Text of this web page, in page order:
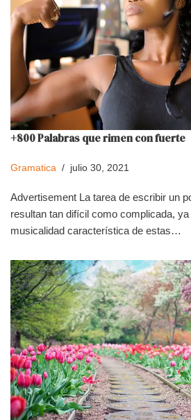
+800 Palabras que rimen con fuerte
Gramatica julio 30, 2021
Advertisement La tarea de escribir un
resultan tan difícil como complicada,
musicalidad característica de estas…